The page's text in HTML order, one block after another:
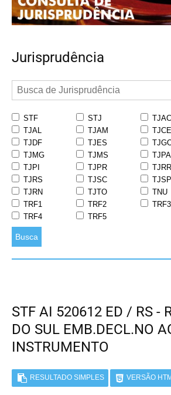
Jurisprudência
STF STJ
TJAC
TJAL
TJAM
TJCE
TJDF
TJES
TJMG
TJMS
TJPA
TJPI
TJPR
TJRR
TJRS
TJSC
TJSP
TJRN
TJTO
TNU
TRF1
TRF2
TRF3
TRF4
TRF5
Busca
STF AI 520612 ED / RS -
DO SUL EMB.DECL.NO
INSTRUMENTO
RESULTADO SIMPLES VERSÃO